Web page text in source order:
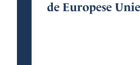
de Europese